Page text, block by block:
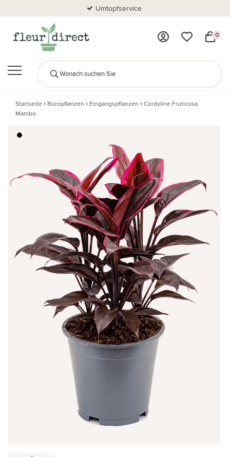
Umtopfservice
0
Startseite Büropflanzen Eingangspflanzen
Cordyline Fruticosa
Mambo